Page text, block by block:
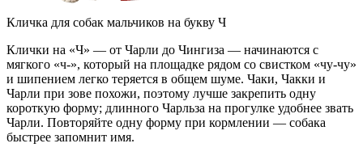
Кличка для собак мальчиков на букву Ч
Клички на «Ч» — от Чарли до Чингиза — начинаются с
мягкого «ч-», который на площадке рядом со свистком «чу-чу»
и шипением легко теряется в общем шуме. Чаки, Чакки и
Чарли при зове похожи, поэтому лучше закрепить одну
короткую форму; длинного Чарльза на прогулке удобнее звать
Чарли. Повторяйте одну форму при кормлении — собака
быстрее запомнит имя.